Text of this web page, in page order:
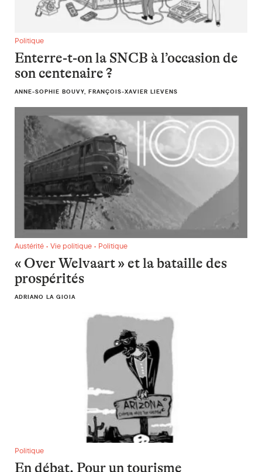
Enterre-t-on la SNCB à l’occasion de son centenaire ?
Politique
Enterre-t-on la SNCB à l’occasion de
son centenaire ?
ANNE-SOPHIE BOUVY, FRANÇOIS-XAVIER LIEVENS
« Over Welvaart » et la bataille des prospérités
Austérité • Vie politique • Politique
« Over Welvaart » et la bataille des
prospérités
ADRIANO LA GIOIA
En débat. Pour un tourisme réellement équitable
Politique
En débat. Pour un tourisme